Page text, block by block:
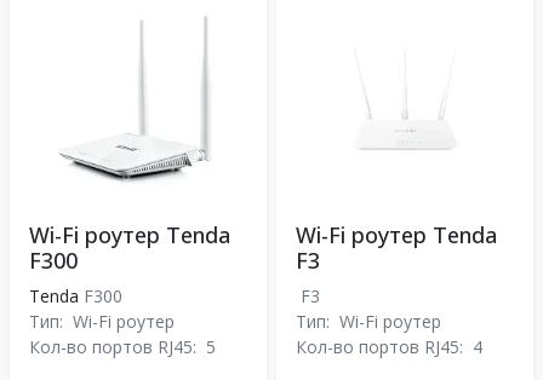
Wi-Fi роутер Tenda
F300
Tenda F300
Тип: Wi-Fi роутер
Кол-во портов RJ45: 5
Wi-Fi роутер Tenda
F3
F3
Тип: Wi-Fi роутер
Кол-во портов RJ45: 4